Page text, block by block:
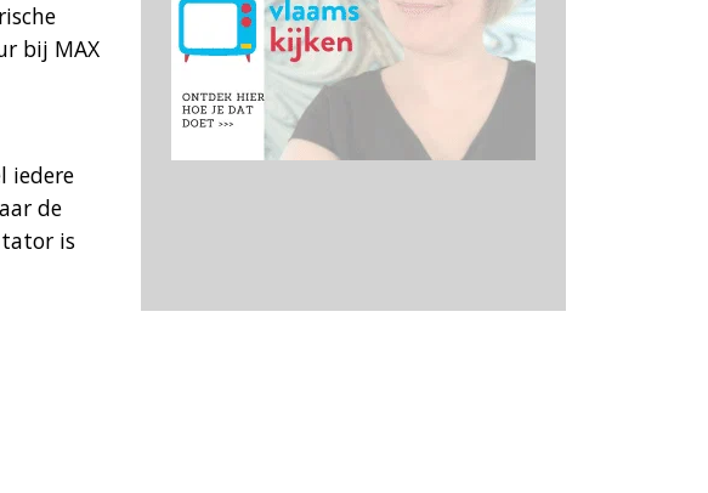
bij MAX
iedere
de
is